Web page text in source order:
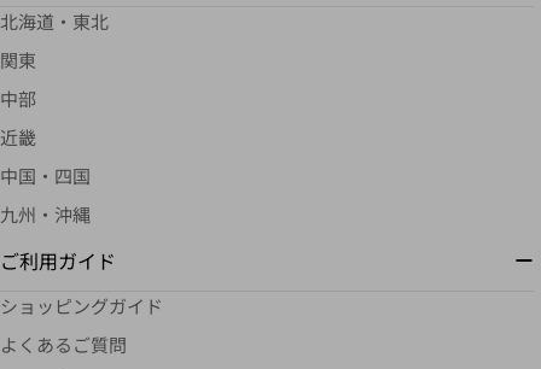
北海道・東北
関東
中部
近畿
中国・四国
九州・沖縄
ご利用ガイド
ショッピングガイド
よくあるご質問